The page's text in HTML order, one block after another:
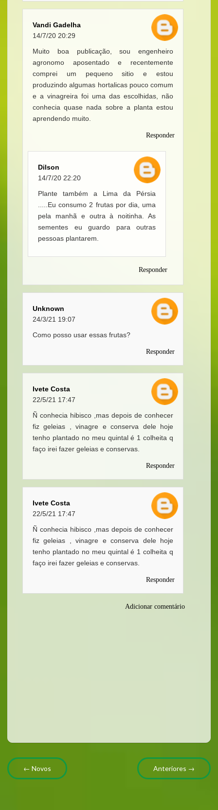
Vandi Gadelha
14/7/20 20:29
Muito boa publicação, sou engenheiro
agronomo aposentado e recentemente
comprei um pequeno sitio e estou
produzindo algumas hortalicas pouco comum
e a vinagreira foi uma das escolhidas, não
conhecia quase nada sobre a planta estou
aprendendo muito.
Responder
Dilson
14/7/20 22:20
Plante também a Lima da Pérsia
.....Eu consumo 2 frutas por dia, uma
pela manhã e outra à noitinha. As
sementes eu guardo para outras
pessoas plantarem.
Responder
Unknown
24/3/21 19:07
Como posso usar essas frutas?
Responder
Ivete Costa
22/5/21 17:47
Ñ conhecia hibisco ,mas depois de conhecer
fiz geleias , vinagre e conserva dele hoje
tenho plantado no meu quintal é 1 colheita q
faço irei fazer geleias e conservas.
Responder
Ivete Costa
22/5/21 17:47
Ñ conhecia hibisco ,mas depois de conhecer
fiz geleias , vinagre e conserva dele hoje
tenho plantado no meu quintal é 1 colheita q
faço irei fazer geleias e conservas.
Responder
Adicionar comentário
← Novos Anteriores →